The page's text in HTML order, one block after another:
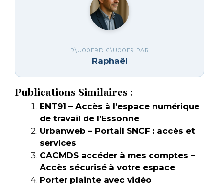
R\U00E9DIG\U00E9 PAR
Raphaël
Publications Similaires :
ENT91 – Accès à l’espace numérique
de travail de l’Essonne
Urbanweb – Portail SNCF : accès et
services
CACMDS accéder à mes comptes –
Accès sécurisé à votre espace
Porter plainte avec vidéo